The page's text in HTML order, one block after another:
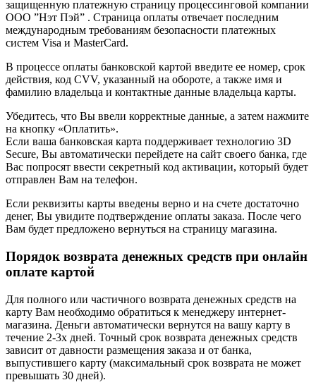
защищенную платежную страницу процессинговой компании
ООО ”Нэт Пэй” . Страница оплаты отвечает последним
международным требованиям безопасности платежных
систем Visa и MasterCard.
В процессе оплаты банковской картой введите ее номер, срок
действия, код CVV, указанный на обороте, а также имя и
фамилию владельца и контактные данные владельца карты.
Убедитесь, что Вы ввели корректные данные, а затем нажмите
на кнопку «Оплатить».
Если ваша банковская карта поддерживает технологию 3D
Secure, Вы автоматически перейдете на сайт своего банка, где
Вас попросят ввести секретный код активации, который будет
отправлен Вам на телефон.
Если реквизиты карты введены верно и на счете достаточно
денег, Вы увидите подтверждение оплаты заказа. После чего
Вам будет предложено вернуться на страницу магазина.
Порядок возврата денежных средств при онлайн
оплате картой
Для полного или частичного возврата денежных средств на
карту Вам необходимо обратиться к менеджеру интернет-
магазина. Деньги автоматически вернутся на вашу карту в
течение 2-3х дней. Точный срок возврата денежных средств
зависит от давности размещения заказа и от банка,
выпустившего карту (максимальный срок возврата не может
превышать 30 дней).